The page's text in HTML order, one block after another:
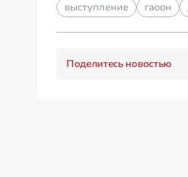
выступление гаоон
Поделитесь новостью